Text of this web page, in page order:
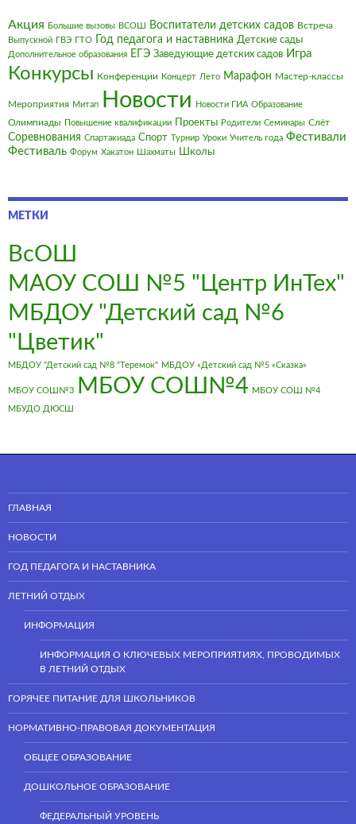
Акция Большие вызовы ВСОШ Воспитатели детских садов Встреча
Выпускной ГВЭ ГТО Год педагога и наставника Детские сады
Дополнительное образования ЕГЭ Заведующие детских садов Игра
Конкурсы Конференции Концерт Лето Марафон Мастер-классы
Мероприятия Митап Новости Новости ГИА Образование
Олимпиады Повышение квалификации Проекты Родители Семинары Слёт
Соревнования Спартакиада Спорт Турнир Уроки Учитель года Фестивали
Фестиваль Форум Хакатон Шахматы Школы
МЕТКИ
ВсОШ
МАОУ СОШ №5 "Центр ИнТех"
МБДОУ "Детский сад №6
"Цветик"
МБДОУ "Детский сад №8 "Теремок" МБДОУ «Детский сад №5 «Сказка»
МБОУ СОШ№3 МБОУ СОШ№4 МБОУ СОШ №4
МБУДО ДЮСШ
ГЛАВНАЯ
НОВОСТИ
ГОД ПЕДАГОГА И НАСТАВНИКА
ЛЕТНИЙ ОТДЫХ
ИНФОРМАЦИЯ
ИНФОРМАЦИЯ О КЛЮЧЕВЫХ МЕРОПРИЯТИЯХ, ПРОВОДИМЫХ
В ЛЕТНИЙ ОТДЫХ
ГОРЯЧЕЕ ПИТАНИЕ ДЛЯ ШКОЛЬНИКОВ
НОРМАТИВНО-ПРАВОВАЯ ДОКУМЕНТАЦИЯ
ОБЩЕЕ ОБРАЗОВАНИЕ
ДОШКОЛЬНОЕ ОБРАЗОВАНИЕ
ФЕДЕРАЛЬНЫЙ УРОВЕНЬ